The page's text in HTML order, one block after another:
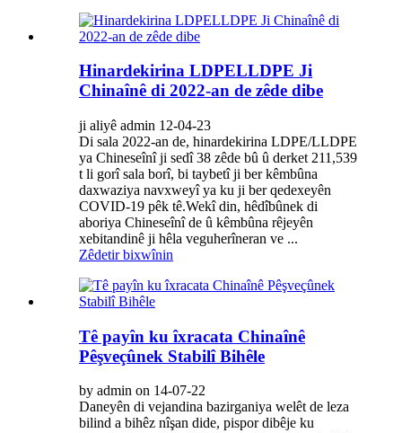
Hinardekirina LDPELLDPE Ji
Chinaînê di 2022-an de zêde dibe
ji aliyê admin 12-04-23
Di sala 2022-an de, hinardekirina LDPE/LLDPE
ya Chineseînî ji sedî 38 zêde bû û derket 211,539
t li gorî sala borî, bi taybetî ji ber kêmbûna
daxwaziya navxweyî ya ku ji ber qedexeyên
COVID-19 pêk tê.Wekî din, hêdîbûnek di
aboriya Chineseînî de û kêmbûna rêjeyên
xebitandinê ji hêla veguherîneran ve ...
Zêdetir bixwînin
Tê payîn ku îxracata Chinaînê
Pêşveçûnek Stabilî Bihêle
by admin on 14-07-22
Daneyên di vejandina bazirganiya welêt de leza
bilind a bihêz nîşan dide, pispor dibêje ku